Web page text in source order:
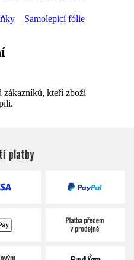
Samolepicí fólie
zákazníků, kteří zboží
platby